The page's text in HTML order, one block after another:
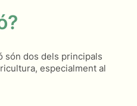
són dos dels principals
especialment al